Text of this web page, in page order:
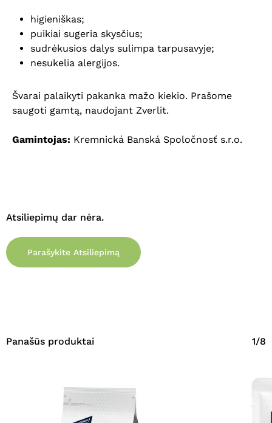
higieniškas;
puikiai sugeria skysčius;
sudrėkusios dalys sulimpa tarpusavyje;
nesukelia alergijos.
Švarai palaikyti pakanka mažo kiekio. Prašome
saugoti gamtą, naudojant Zverlit.
Gamintojas: Kremnická Banská Spoločnosť s.r.o.
Atsiliepimų dar nėra.
Parašykite Atsiliepimą
Panašūs produktai 1/8